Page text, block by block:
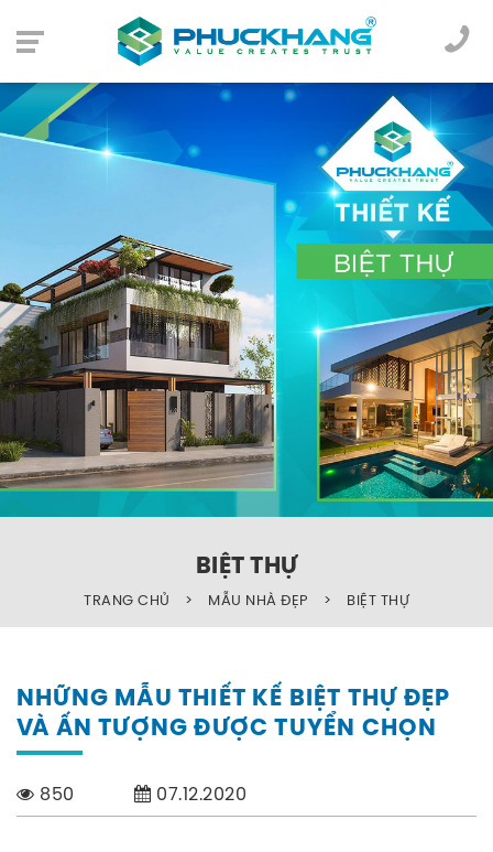
BIỆT THỰ
TRANG CHỦ > MẪU NHÀ ĐẸP > BIỆT THỰ
NHỮNG MẪU THIẾT KẾ BIỆT THỰ ĐẸP
VÀ ẤN TƯỢNG ĐƯỢC TUYỂN CHỌN
850 07.12.2020